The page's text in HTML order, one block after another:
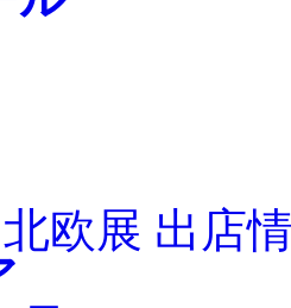
北欧展 出店